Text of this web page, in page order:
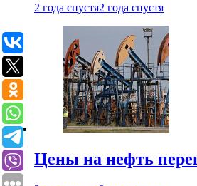
2 года спустя2 года спустя
Цены на нефть